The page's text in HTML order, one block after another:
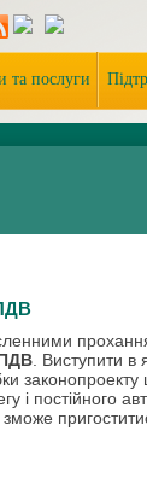
та послуги
. Виступити
і постійного